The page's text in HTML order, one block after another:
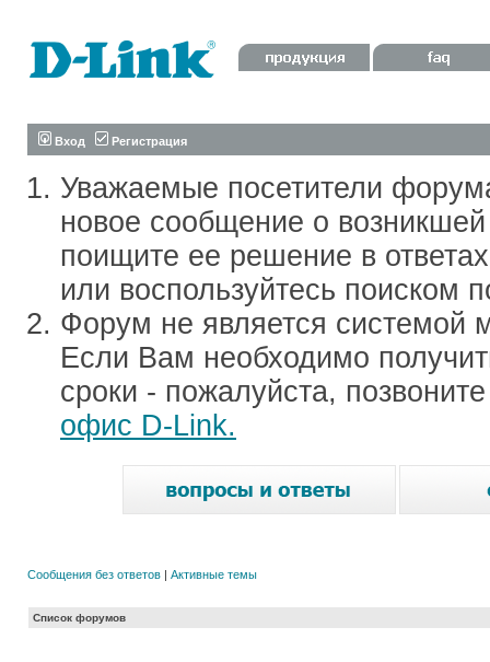
Вход Регистрация
Уважаемые посетители
новое сообщение о
поищите ее решение в
или воспользуйтесь поиском
Форум не является системой
Если Вам необходимо
сроки - пожалуйста,
офис D-Link.
Сообщения без ответов | Активные темы
Список форумов